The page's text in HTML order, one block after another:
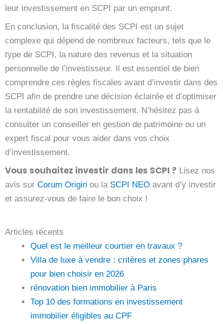
leur investissement en SCPI par un emprunt.
En conclusion, la fiscalité des SCPI est un sujet
complexe qui dépend de nombreux facteurs, tels que le
type de SCPI, la nature des revenus et la situation
personnelle de l’investisseur. Il est essentiel de bien
comprendre ces règles fiscales avant d’investir dans des
SCPI afin de prendre une décision éclairée et d’optimiser
la rentabilité de son investissement. N’hésitez pas à
consulter un conseiller en gestion de patrimoine ou un
expert fiscal pour vous aider dans vos choix
d’investissement.
Vous souhaitez investir dans les SCPI ? Lisez nos
avis sur Corum Origin ou la SCPI NEO avant d’y investir
et assurez-vous de faire le bon choix !
Articles récents
Quel est le meilleur courtier en travaux ?
Villa de luxe à vendre : critères et zones phares
pour bien choisir en 2026
rénovation bien immobilier à Paris
Top 10 des formations en investissement
immobilier éligibles au CPF